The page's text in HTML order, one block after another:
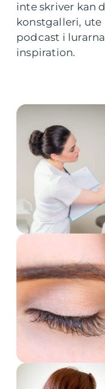
inte skriver kan
konstgalleri, ute
podcast i
inspiration.